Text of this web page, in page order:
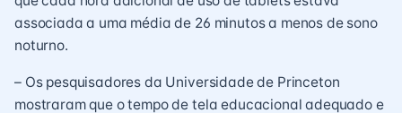
associada a uma média de 26 minutos a menos de sono
noturno.
– Os pesquisadores da Universidade de Princeton
mostraram que o tempo de tela educacional adequado e